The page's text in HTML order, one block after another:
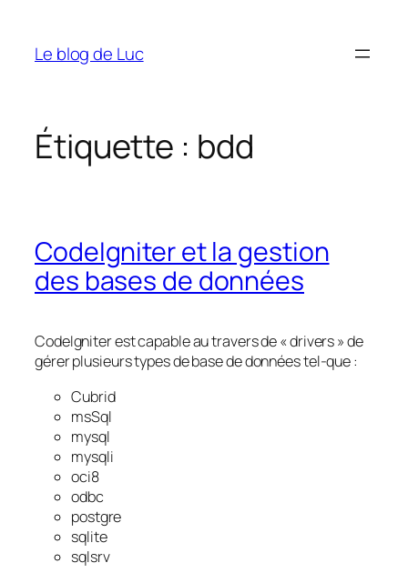
contenu
Le blog de Luc
Étiquette : bdd
CodeIgniter et la gestion
des bases de données
CodeIgniter est capable au travers de « drivers » de
gérer plusieurs types de base de données tel-que :
Cubrid
msSql
mysql
mysqli
oci8
odbc
postgre
sqlite
sqlsrv